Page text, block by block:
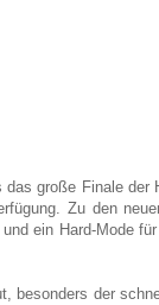
große Finale der
Zu den
ein Hard-Mode
besonders der